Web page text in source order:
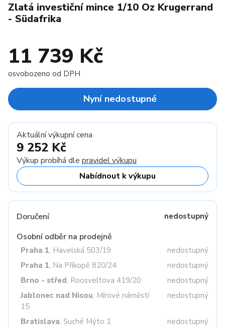
Zlatá investiční mince 1/10 Oz Krugerrand
- Südafrika
11 739 Kč
osvobozeno od DPH
Nyní nedostupné
Aktuální výkupní cena
9 252 Kč
Výkup probíhá dle pravidel výkupu
Nabídnout k výkupu
Doručení nedostupný
Osobní odběr na prodejně
Praha 1, Havelská 503/19
nedostupný
Praha 1, Na Příkopě 820/24
nedostupný
Brno - střed, Roosveltova 419/20
nedostupný
Jablonec nad Nisou, Mírové náměstí
15
nedostupný
Bratislava, Suché Mýto 1 nedostupný